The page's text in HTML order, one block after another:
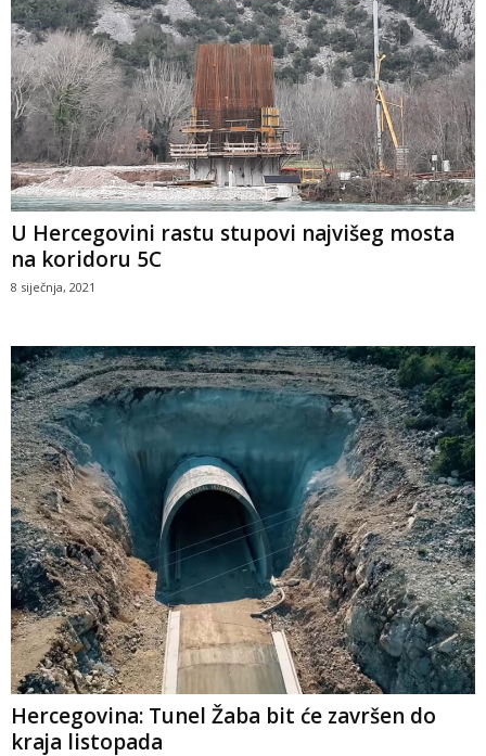
U Hercegovini rastu stupovi najvišeg mosta
na koridoru 5C
8 siječnja, 2021
Hercegovina: Tunel Žaba bit će završen do
kraja listopada